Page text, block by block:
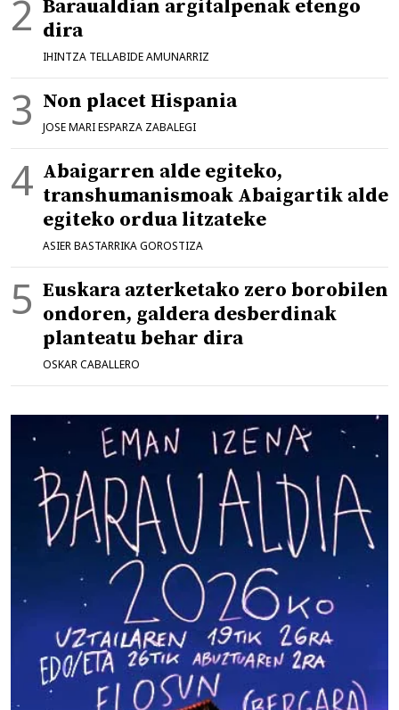
Baraualdian argitalpenak etengo
dira
IHINTZA TELLABIDE AMUNARRIZ
Non placet Hispania
JOSE MARI ESPARZA ZABALEGI
Abaigarren alde egiteko,
transhumanismoak Abaigartik alde
egiteko ordua litzateke
ASIER BASTARRIKA GOROSTIZA
Euskara azterketako zero borobilen
ondoren, galdera desberdinak
planteatu behar dira
OSKAR CABALLERO